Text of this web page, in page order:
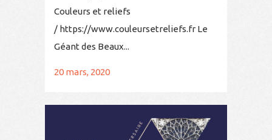
Couleurs et reliefs
/ https://www.couleursetreliefs.fr Le
Géant des Beaux...
20 mars, 2020